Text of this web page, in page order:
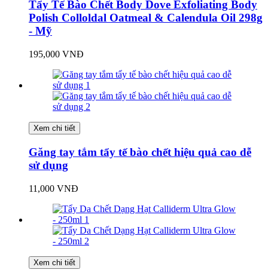
Tẩy Tế Bào Chết Body Dove Exfoliating Body
Polish Colloldal Oatmeal & Calendula Oil 298g
- Mỹ
195,000 VNĐ
Xem chi tiết
Găng tay tắm tẩy tế bào chết hiệu quả cao dễ
sử dụng
11,000 VNĐ
Xem chi tiết